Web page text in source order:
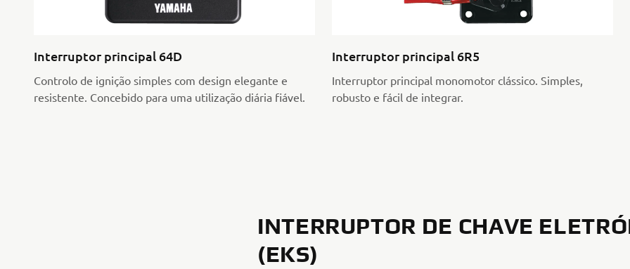
Interruptor principal 64D
Controlo de ignição simples com design elegante e
resistente. Concebido para uma utilização diária fiável.
Interruptor principal 6R5
Interruptor principal monomotor clássico. Simples,
robusto e fácil de integrar.
INTERRUPTOR DE CHAVE
(EKS)